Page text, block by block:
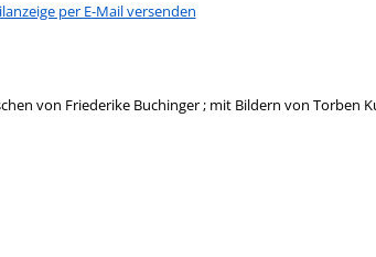
per E-Mail versenden
von Friederike Buchinger ; mit Bildern von Torben